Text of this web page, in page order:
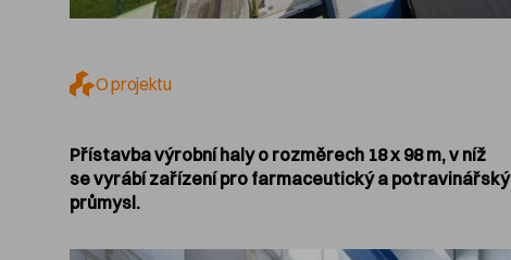
O projektu
Přístavba výrobní haly o rozměrech 18 x 98 m, v níž
se vyrábí zařízení pro farmaceutický a potravinářský
průmysl.